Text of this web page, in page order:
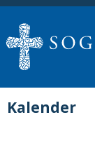
Kalender